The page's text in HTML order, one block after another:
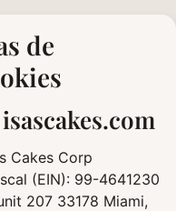
de
Cakes Corp
(EIN): 99-4641230
207 33178 Miami,